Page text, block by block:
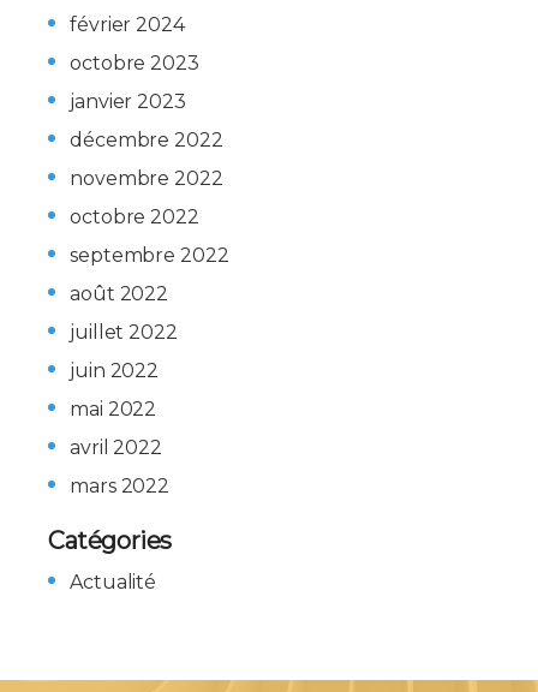
février 2024
octobre 2023
janvier 2023
décembre 2022
novembre 2022
octobre 2022
septembre 2022
août 2022
juillet 2022
juin 2022
mai 2022
avril 2022
mars 2022
Catégories
Actualité